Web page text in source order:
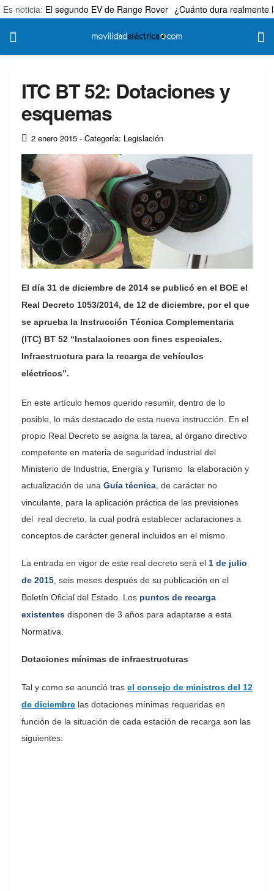
Es noticia: El segundo EV de Range Rover ¿Cuánto dura realmente
ITC BT 52: Dotaciones y
esquemas
2 enero 2015 - Categoría: Legislación
El día 31 de diciembre de 2014 se publicó en el BOE el
Real Decreto 1053/2014, de 12 de diciembre, por el que
se aprueba la Instrucción Técnica Complementaria
(ITC) BT 52 “Instalaciones con fines especiales.
Infraestructura para la recarga de vehículos
eléctricos”.
En este artículo hemos querido resumir, dentro de lo
posible, lo más destacado de esta nueva instrucción. En el
propio Real Decreto se asigna la tarea, al órgano directivo
competente en materia de seguridad industrial del
Ministerio de Industria, Energía y Turismo la elaboración y
actualización de una Guía técnica , de carácter no
vinculante, para la aplicación práctica de las previsiones
del real decreto, la cual podrá establecer aclaraciones a
conceptos de carácter general incluidos en el mismo.
La entrada en vigor de este real decreto será el 1 de julio
de 2015 , seis meses después de su publicación en el
Boletín Oficial del Estado. Los puntos de recarga
existentes disponen de 3 años para adaptarse a esta
Normativa.
Dotaciones mínimas de infraestructuras
Tal y como se anunció tras el consejo de ministros del 12
de diciembre las dotaciones mínimas requeridas en
función de la situación de cada estación de recarga son las
siguientes: